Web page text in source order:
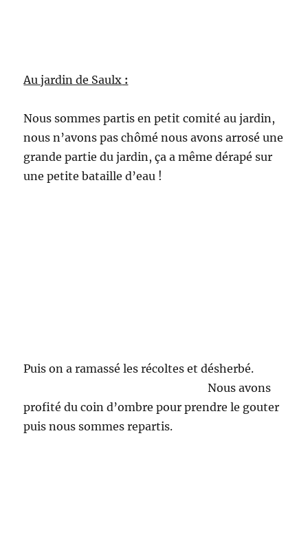
Au jardin de Saulx :
Nous sommes partis en petit comité au jardin,
nous n’avons pas chômé nous avons arrosé une
grande partie du jardin, ça a même dérapé sur
une petite bataille d’eau !
Puis on a ramassé les récoltes et désherbé.
Nous avons
profité du coin d’ombre pour prendre le gouter
puis nous sommes repartis.